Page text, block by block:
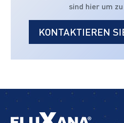
sind hier um
KONTAKTIEREN